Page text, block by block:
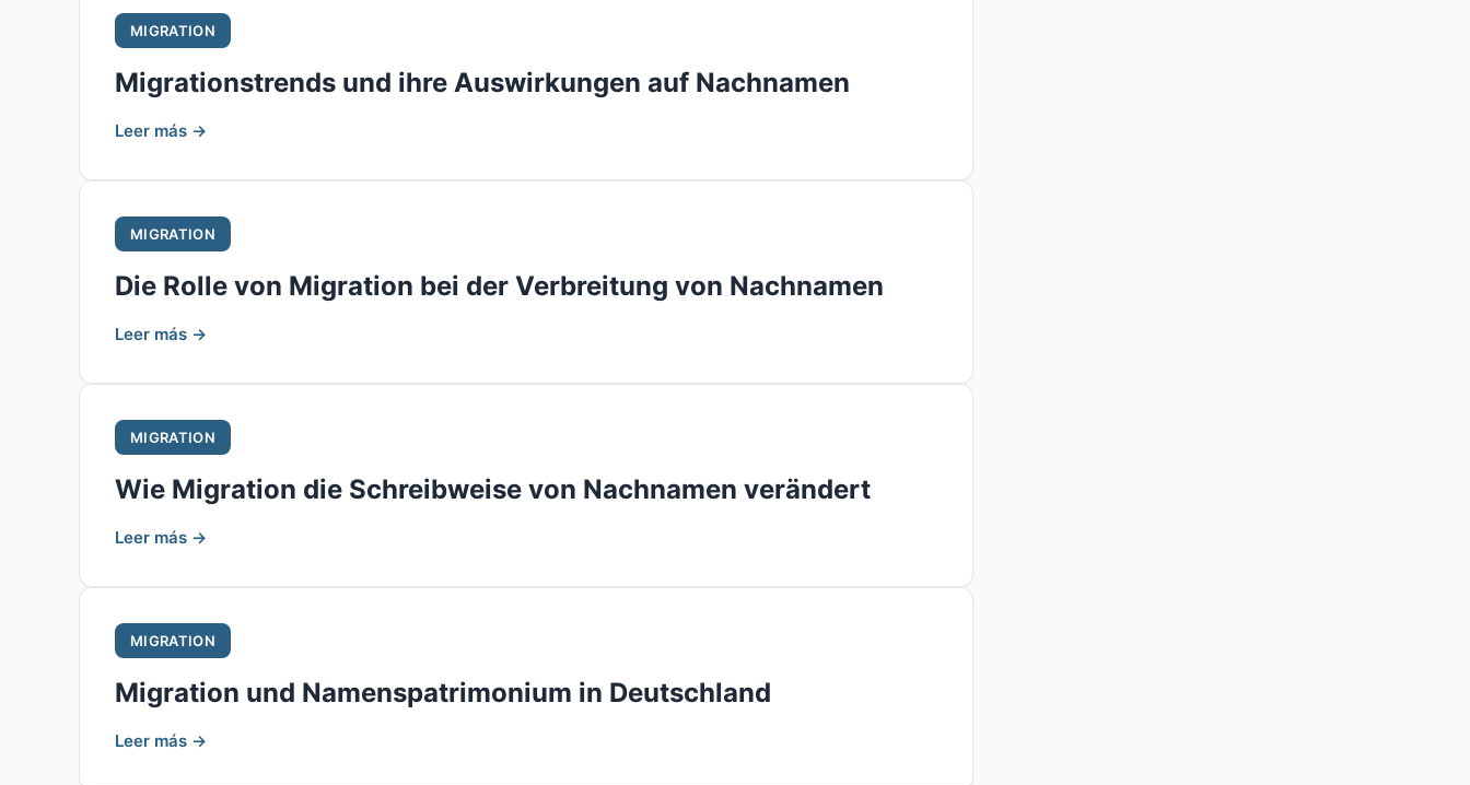
MIGRATION
Migrationstrends und ihre Auswirkungen auf Nachnamen
Leer más →
MIGRATION
Die Rolle von Migration bei der Verbreitung von Nachnamen
Leer más →
MIGRATION
Wie Migration die Schreibweise von Nachnamen verändert
Leer más →
MIGRATION
Migration und Namenspatrimonium in Deutschland
Leer más →